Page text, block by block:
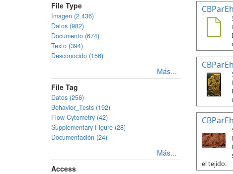
File Type
Imagen (2.436)
Datos (982)
Documento (674)
Texto (394)
Desconocido (156)
Más...
File Tag
Datos (256)
Behavior_Tests (192)
Flow Cytometry (42)
Supplementary Figure (28)
Documentación (24)
Más...
Access
el tejido.